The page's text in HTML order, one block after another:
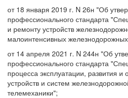
от 18 января 2019 г. N 26н "Об
профессионального стандарта
и ремонту устройств
малоинтенсивных железнодорожных
от 14 апреля 2021 г. N 244н "Об
профессионального стандарта
процесса эксплуатации, развития
устройств и систем
телемеханики";